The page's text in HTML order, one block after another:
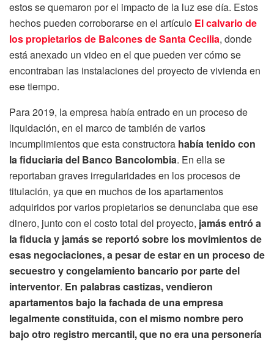
estos se quemaron por el impacto de la luz ese día. Estos
hechos pueden corroborarse en el artículo El calvario de
los propietarios de Balcones de Santa Cecilia, donde
está anexado un video en el que pueden ver cómo se
encontraban las instalaciones del proyecto de vivienda en
ese tiempo.
Para 2019, la empresa había entrado en un proceso de
liquidación, en el marco de también de varios
incumplimientos que esta constructora había tenido con
la fiduciaria del Banco Bancolombia. En ella se
reportaban graves irregularidades en los procesos de
titulación, ya que en muchos de los apartamentos
adquiridos por varios propietarios se denunciaba que ese
dinero, junto con el costo total del proyecto, jamás entró a
la fiducia y jamás se reportó sobre los movimientos de
esas negociaciones, a pesar de estar en un proceso de
secuestro y congelamiento bancario por parte del
interventor. En palabras castizas, vendieron
apartamentos bajo la fachada de una empresa
legalmente constituida, con el mismo nombre pero
bajo otro registro mercantil, que no era una personería